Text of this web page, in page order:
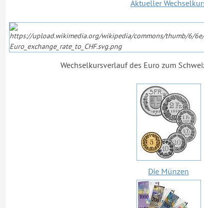
Aktueller
Wechselkursverlaufdes Euro zum
Die Münzen